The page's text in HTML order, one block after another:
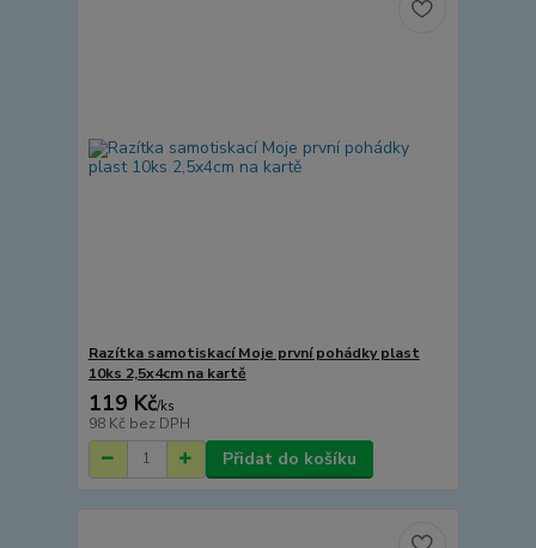
Razítka samotiskací Moje první pohádky plast
10ks 2,5x4cm na kartě
119 Kč/ks
98 Kč bez DPH
Přidat do košíku